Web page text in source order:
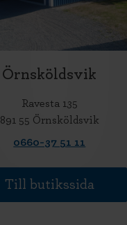
Örnsköldsvik
Ravesta 135
891 55 Örnsköldsvik
0660-37 51 11
Till butikssida